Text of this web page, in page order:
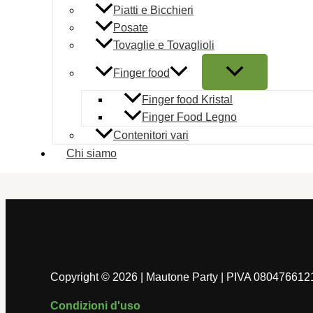
Piatti e Bicchieri
Posate
Tovaglie e Tovaglioli
Finger food
Finger food Kristal
Finger Food Legno
Contenitori vari
Chi siamo
Sparacoriandoli La Mia Laurea 40
AGGIUNGI AL CARRELLO
16 Tovaglioli Sagomati Laurea 33 x
Copyright © 2026 | Mautone Party | PIVA
Condizioni d'uso